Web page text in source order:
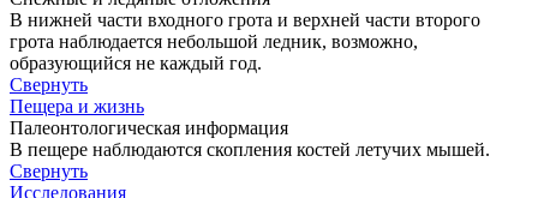
В нижней части входного грота и верхней части второго
грота наблюдается небольшой ледник, возможно,
образующийся не каждый год.
Свернуть
Пещера и жизнь
Палеонтологическая информация
В пещере наблюдаются скопления костей летучих мышей.
Свернуть
Исследования